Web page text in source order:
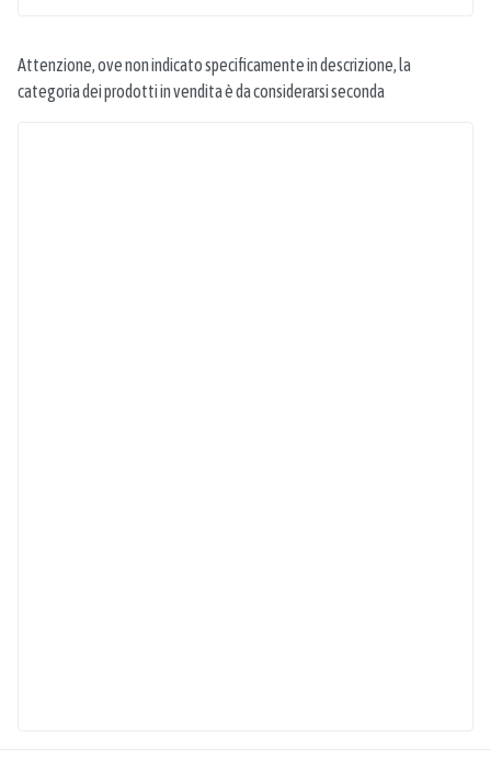
Attenzione, ove non indicato specificamente in descrizione, la
categoria dei prodotti in vendita è da considerarsi seconda